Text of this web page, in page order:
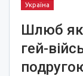
Україна
Шлюб
гей-